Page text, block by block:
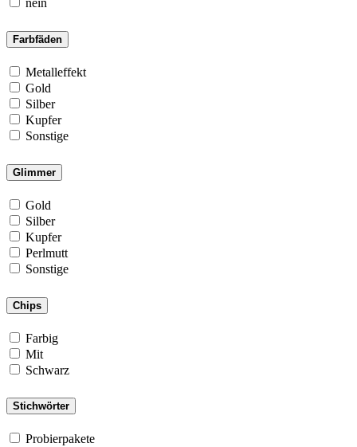
nein
Farbfäden
Metalleffekt
Gold
Silber
Kupfer
Sonstige
Glimmer
Gold
Silber
Kupfer
Perlmutt
Sonstige
Chips
Farbig
Mit
Schwarz
Stichwörter
Probierpakete